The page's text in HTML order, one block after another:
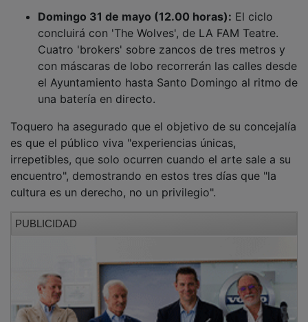
concluirá con 'The Wolves', de LA FAM Teatre.
Cuatro 'brokers' sobre zancos de tres metros y
con máscaras de lobo recorrerán las calles desde
el Ayuntamiento hasta Santo Domingo al ritmo de
una batería en directo.
es que el público viva "experiencias únicas,
irrepetibles, que solo ocurren cuando el arte sale a su
encuentro", demostrando en estos tres días que "la
cultura es un derecho, no un privilegio".